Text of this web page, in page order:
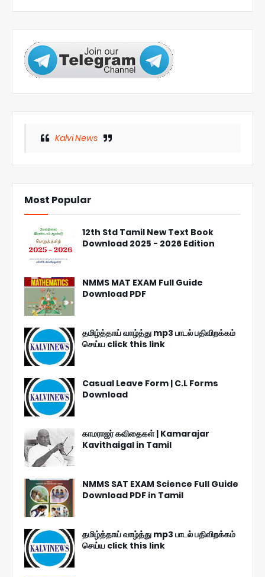
Kalvi News
Most Popular
12th Std Tamil New Text Book
Download 2025 - 2026 Edition
NMMS MAT EXAM Full Guide
Download PDF
தமிழ்த்தாய் வாழ்த்து mp3 பாடல் பதிவிறக்கம்
செய்ய click this link
Casual Leave Form | C.L Forms
Download
காமராஜர் கவிதைகள் | Kamarajar
Kavithaigal in Tamil
NMMS SAT EXAM Science Full Guide
Download PDF in Tamil
தமிழ்த்தாய் வாழ்த்து mp3 பாடல் பதிவிறக்கம்
செய்ய click this link